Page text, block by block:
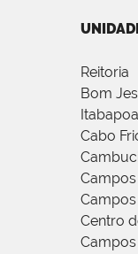
Reitoria
Bom
Cabo
Centro